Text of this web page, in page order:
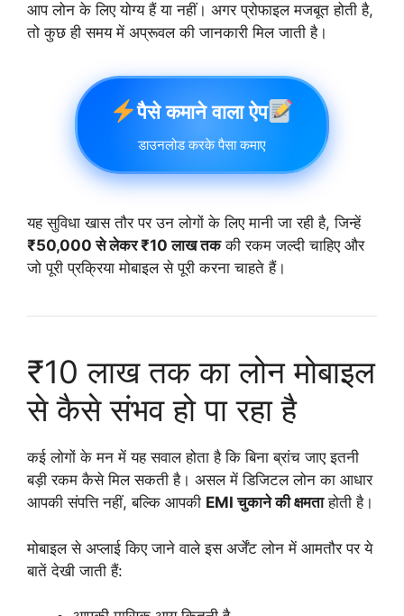
आप लोन के लिए योग्य हैं या नहीं। अगर प्रोफाइल मजबूत होती है,
तो कुछ ही समय में अप्रूवल की जानकारी मिल जाती है।
पैसे कमाने वाला ऐप
डाउनलोड करके पैसा कमाए
यह सुविधा खास तौर पर उन लोगों के लिए मानी जा रही है, जिन्हें
₹50,000 से लेकर ₹10 लाख तककी रकम जल्दी चाहिए और
जो पूरी प्रक्रिया मोबाइल से पूरी करना चाहते हैं।
₹10 लाख तक का लोन मोबाइल
से कैसे संभव हो पा रहा है
कई लोगों के मन में यह सवाल होता है कि बिना ब्रांच जाए इतनी
बड़ी रकम कैसे मिल सकती है। असल में डिजिटल लोन का आधार
आपकी संपत्ति नहीं, बल्कि आपकी EMI चुकाने की क्षमताहोती है।
मोबाइल से अप्लाई किए जाने वाले इस अर्जेंट लोन में आमतौर पर ये
बातें देखी जाती हैं: